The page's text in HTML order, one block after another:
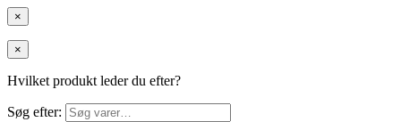
×
×
Hvilket produkt leder du efter?
Søg efter: